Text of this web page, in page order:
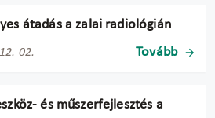
átadás a zalai radiológián
02. Tovább
és műszerfejlesztés a